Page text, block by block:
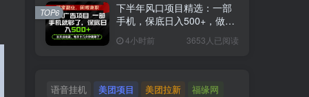
下半年风口项目精选：一部
手机，保底日入500+，做就
有收益，长期稳定！【揭
秘】4小时前 3653人已阅读
TOP6
语音挂机 美团项目 美团拉新
福缘网